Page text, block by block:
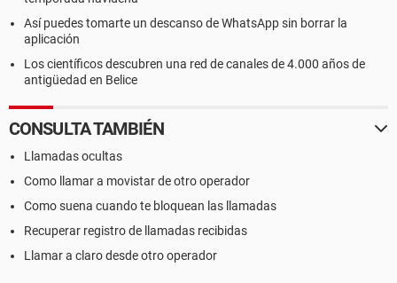
Así puedes tomarte un descanso de WhatsApp sin borrar la
aplicación
Los científicos descubren una red de canales de 4.000 años de
antigüedad en Belice
CONSULTA TAMBIÉN
Llamadas ocultas
Como llamar a movistar de otro operador
Como suena cuando te bloquean las llamadas
Recuperar registro de llamadas recibidas
Llamar a claro desde otro operador